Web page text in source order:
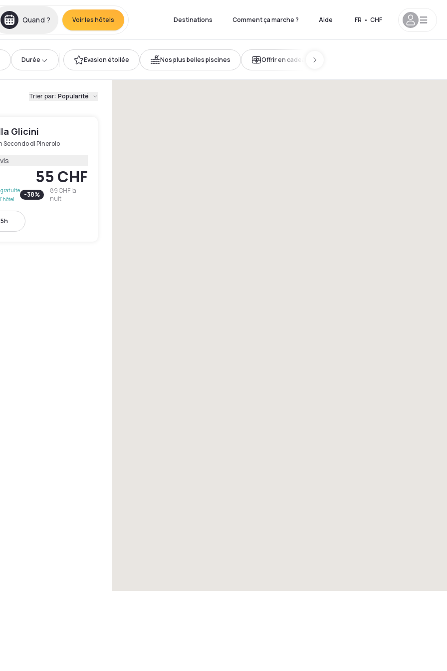
Quand ? Voir les hôtels Destinations Comment ça marche ? Aide FR • CHF
Durée Evasion étoilée Nos plus belles piscines Offrir en cadeau
Trier par: Popularité
Glicini
Secondo di Pinerolo
55 CHF
-38% 89 CHFla
nuit